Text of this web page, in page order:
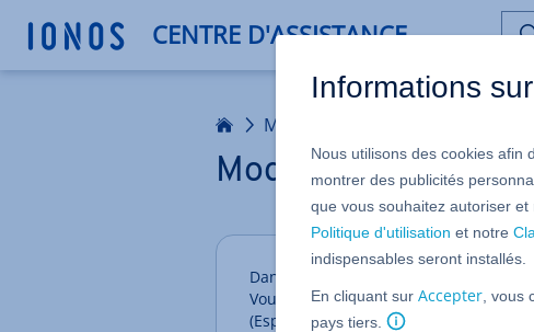
CENTRE D'ASSISTANCE
Mon compte
Modifier la langue
Dans votre compte IONOS, vous
Vous avez le choix entre l'allemand,
(Espagne/Mexique), le français et
Informations
Nous utilisons des cookies afin
montrer des publicités
que vous souhaitez autoriser
Politique d'utilisation et notre
indispensables seront installés.
En cliquant sur Accepter ,
pays tiers.